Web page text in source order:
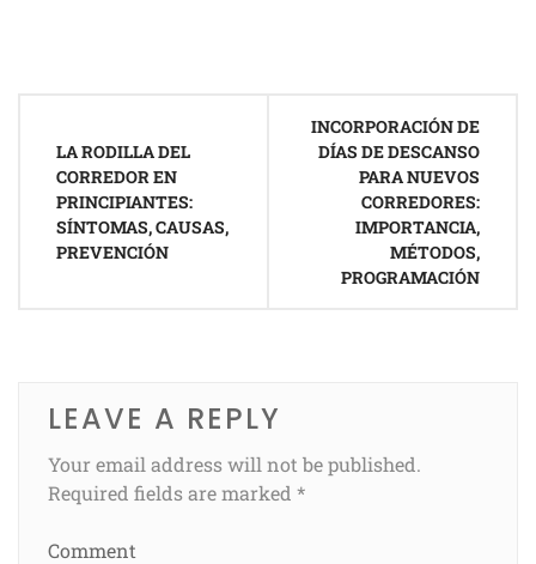
navigation
LA RODILLA DEL
CORREDOR EN
PRINCIPIANTES:
SÍNTOMAS, CAUSAS,
PREVENCIÓN
INCORPORACIÓN DE
DÍAS DE DESCANSO
PARA NUEVOS
CORREDORES:
IMPORTANCIA,
MÉTODOS,
PROGRAMACIÓN
LEAVE A REPLY
Your email address will not be published.
Required fields are marked *
Comment